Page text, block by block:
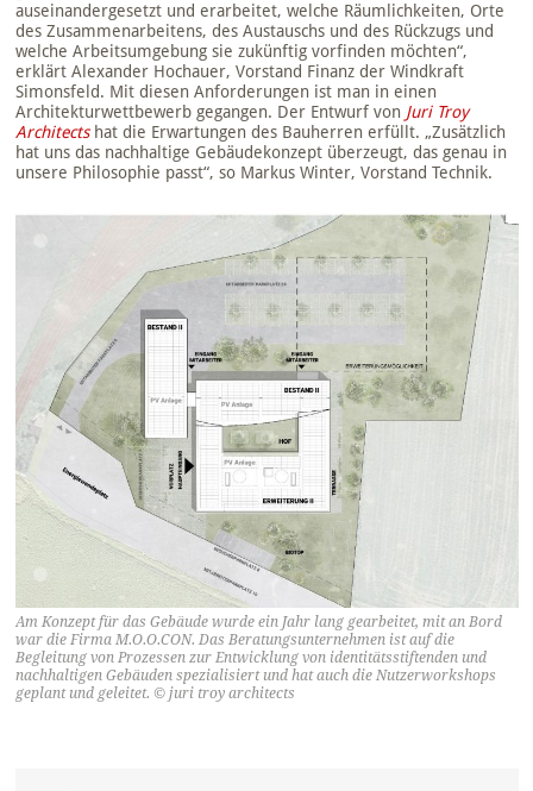
auseinandergesetzt und erarbeitet, welche Räumlichkeiten, Orte
des Zusammenarbeitens, des Austauschs und des Rückzugs und
welche Arbeitsumgebung sie zukünftig vorfinden möchten“,
erklärt Alexander Hochauer, Vorstand Finanz der Windkraft
Simonsfeld. Mit diesen Anforderungen ist man in einen
Architekturwettbewerb gegangen. Der Entwurf von Juri Troy
Architectshat die Erwartungen des Bauherren erfüllt. „Zusätzlich
hat uns das nachhaltige Gebäudekonzept überzeugt, das genau in
unsere Philosophie passt“, so Markus Winter, Vorstand Technik.
Am Konzept für das Gebäude wurde ein Jahr lang gearbeitet, mit an Bord
war die Firma M.O.O.CON. Das Beratungsunternehmen ist auf die
Begleitung von Prozessen zur Entwicklung von identitätsstiftenden und
nachhaltigen Gebäuden spezialisiert und hat auch die Nutzerworkshops
geplant und geleitet. © juri troy architects